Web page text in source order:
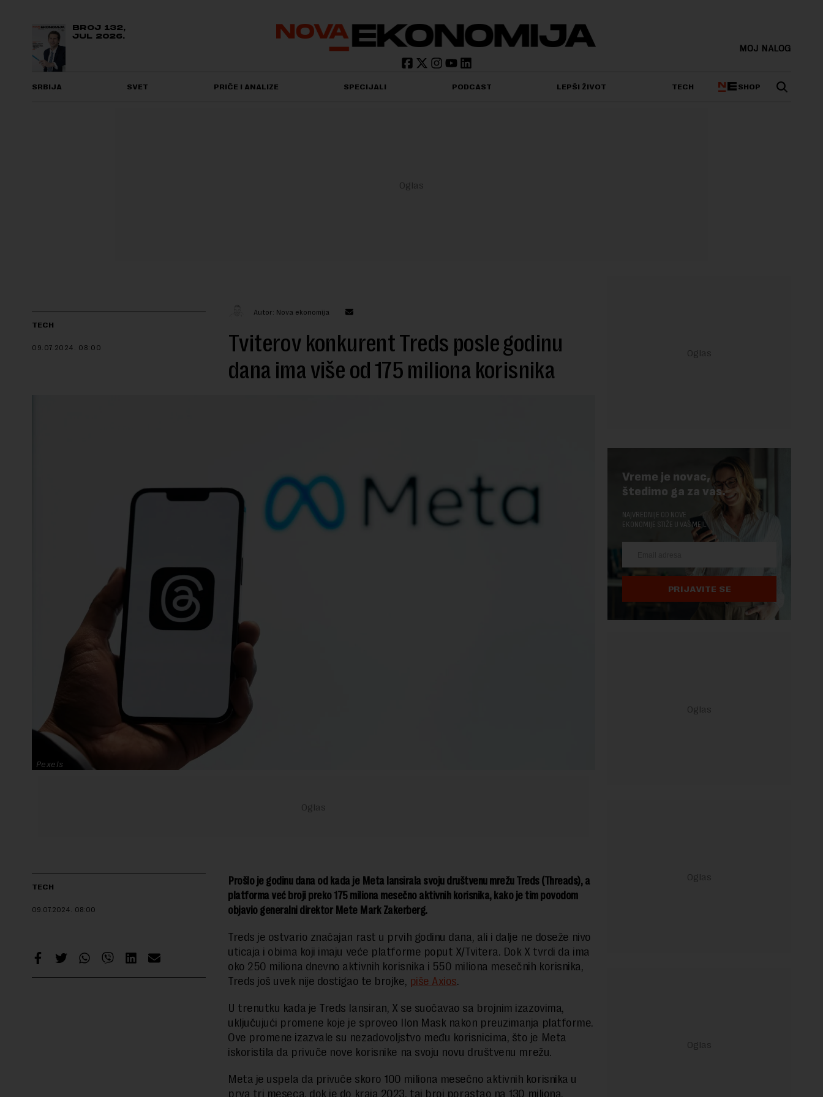
BROJ 132,
JUL 2026.
MOJ NALOG
SRBIJA SVET PRIČE I ANALIZE SPECIJALI PODCAST LEPŠI ŽIVOT TECH SHOP
TECH
09.07.2024. 08:00
Autor: Nova ekonomija
Tviterov konkurent Treds posle godinu
dana ima više od 175 miliona korisnika
Pexels
TECH
09.07.2024. 08:00
Prošlo je godinu dana od kada je Meta lansirala svoju društvenu mrežu Treds (Threads), a
platforma već broji preko 175 miliona mesečno aktivnih korisnika, kako je tim povodom
objavio generalni direktor Mete Mark Zakerberg.
Treds je ostvario značajan rast u prvih godinu dana, ali i dalje ne doseže nivo
uticaja i obima koji imaju veće platforme poput X/Tvitera. Dok X tvrdi da ima
oko 250 miliona dnevno aktivnih korisnika i 550 miliona mesečnih korisnika,
Treds još uvek nije dostigao te brojke, piše Axios.
U trenutku kada je Treds lansiran, X se suočavao sa brojnim izazovima,
uključujući promene koje je sproveo Ilon Mask nakon preuzimanja platforme.
Ove promene izazvale su nezadovoljstvo među korisnicima, što je Meta
iskoristila da privuče nove korisnike na svoju novu društvenu mrežu.
Meta je uspela da privuče skoro 100 miliona mesečno aktivnih korisnika u
prva tri meseca, dok je do kraja 2023. taj broj porastao na 130 miliona.
Vreme je novac,
štedimo ga za vas.
NAJVREDNIJE OD NOVE
EKONOMIJE STIŽE U VAŠ MEJL.
PRIJAVITE SE